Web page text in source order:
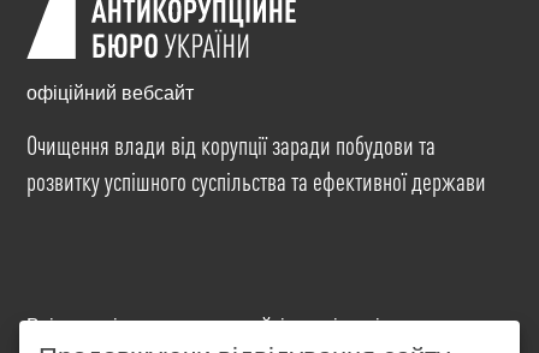
офіційний вебсайт
Очищення влади від корупції заради побудови та
розвитку успішного суспільства та ефективної держави
Всі матеріали на цьому сайті розміщені на умовах